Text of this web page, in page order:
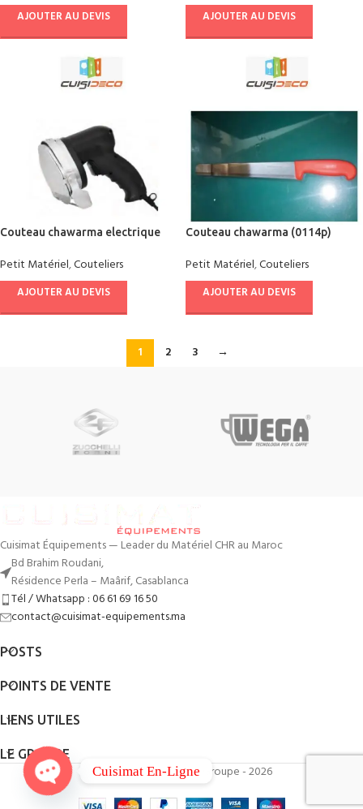
AJOUTER AU DEVIS AJOUTER AU DEVIS
Couteau chawarma electrique
Petit Matériel,Couteliers
AJOUTER AU DEVIS
Couteau chawarma (0114p)
Petit Matériel,Couteliers
AJOUTER AU DEVIS
1 2 3 →
Cuisimat Équipements — Leader du Matériel CHR au Maroc
Bd Brahim Roudani,
Résidence Perla – Maârif, Casablanca
Tél / Whatsapp : 06 61 69 16 50
contact@cuisimat-equipements.ma
POSTS
POINTS DE VENTE
LIENS UTILES
LE GROUPE
ByQodWeb- Cuisimat Groupe - 2026
Cuisimat En-Ligne